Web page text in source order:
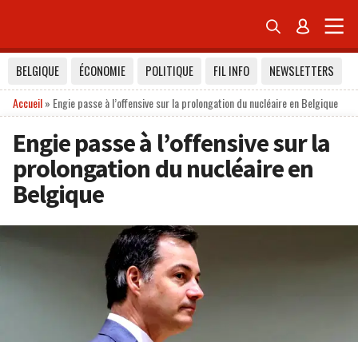
 
BELGIQUE ÉCONOMIE POLITIQUE FIL INFO
NEWSLETTERS
Accueil» Engie passe à l’offensive sur la prolongation du nucléaire en Belgique
Engie passe à l’offensive sur la
prolongation du nucléaire en
Belgique